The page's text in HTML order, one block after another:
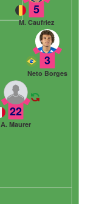
5
M. Caufriez
3
Neto Borges
22
A. Maurer